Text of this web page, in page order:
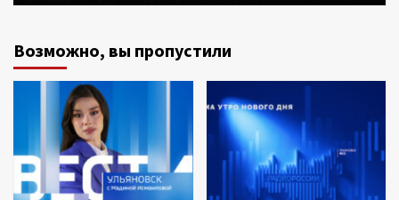
Возможно, вы пропустили